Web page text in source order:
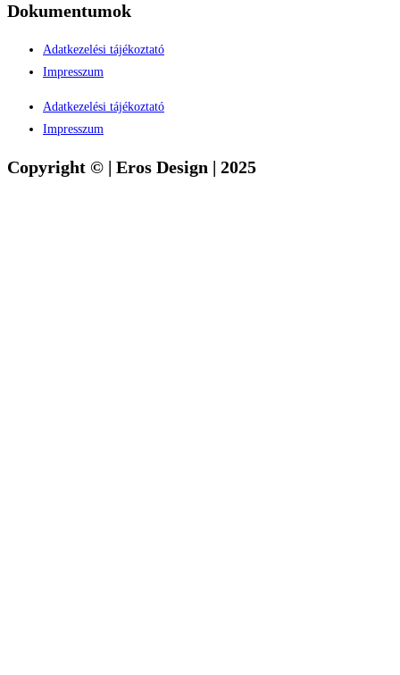
Dokumentumok
Adatkezelési tájékoztató
Impresszum
Adatkezelési tájékoztató
Impresszum
Copyright © | Eros Design | 2025